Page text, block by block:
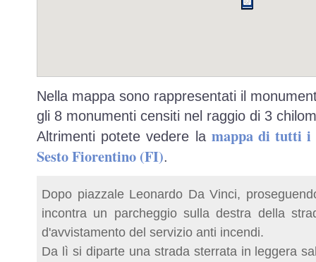
Nella mappa sono rappresentati il
gli 8 monumenti censiti nel raggio di 3
Altrimenti potete vedere la mappa di tutti i
Sesto Fiorentino (FI).
Dopo piazzale Leonardo Da Vinci,
incontra un parcheggio sulla destra della
d'avvistamento del servizio anti incendi.
Da lì si diparte una strada sterrata in leggera